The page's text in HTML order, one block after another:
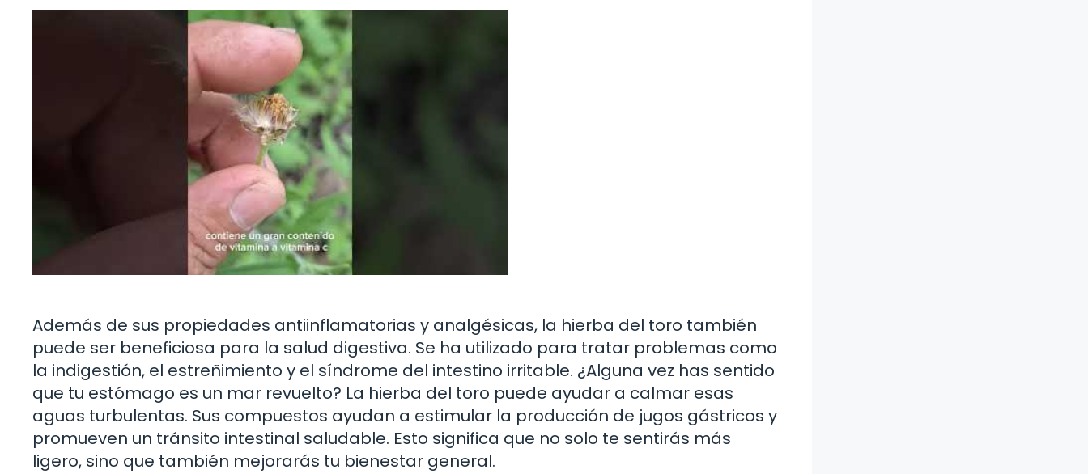
Además de sus propiedades antiinflamatorias y analgésicas, la hierba del toro también
puede ser beneficiosa para la salud digestiva. Se ha utilizado para tratar problemas como
la indigestión, el estreñimiento y el síndrome del intestino irritable. ¿Alguna vez has sentido
que tu estómago es un mar revuelto? La hierba del toro puede ayudar a calmar esas
aguas turbulentas. Sus compuestos ayudan a estimular la producción de jugos gástricos y
promueven un tránsito intestinal saludable. Esto significa que no solo te sentirás más
ligero, sino que también mejorarás tu bienestar general.